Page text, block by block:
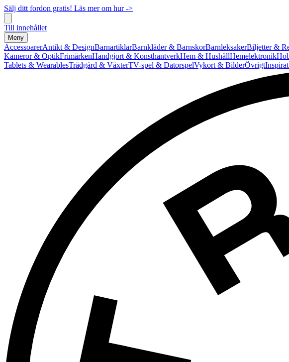
Sälj ditt fordon gratis! Läs mer om hur ->
Till innehållet
Meny
AccessoarerAntikt & DesignBarnartiklarBarnkläder & BarnskorBarnleksakerBiljetter &
Kameror & OptikFrimärkenHandgjort & KonsthantverkHem & HushållHemelektronik
Tablets & WearablesTrädgård & VäxterTV-spel & DatorspelVykort & BilderÖvrigt